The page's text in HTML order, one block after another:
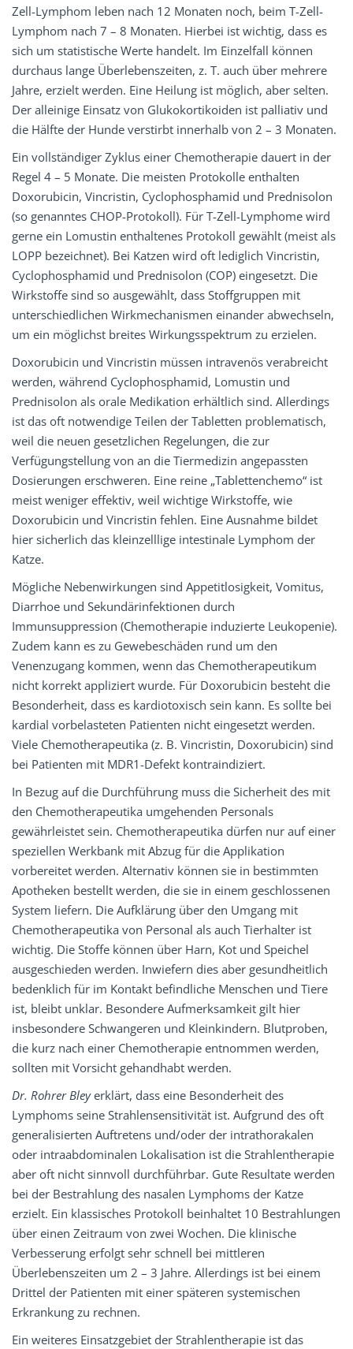
Zell-Lymphom leben nach 12 Monaten noch, beim T-Zell-
Lymphom nach 7 – 8 Monaten. Hierbei ist wichtig, dass es
sich um statistische Werte handelt. Im Einzelfall können
durchaus lange Überlebenszeiten, z. T. auch über mehrere
Jahre, erzielt werden. Eine Heilung ist möglich, aber selten.
Der alleinige Einsatz von Glukokortikoiden ist palliativ und
die Hälfte der Hunde verstirbt innerhalb von 2 – 3 Monaten.
Ein vollständiger Zyklus einer Chemotherapie dauert in der
Regel 4 – 5 Monate. Die meisten Protokolle enthalten
Doxorubicin, Vincristin, Cyclophosphamid und Prednisolon
(so genanntes CHOP-Protokoll). Für T-Zell-Lymphome wird
gerne ein Lomustin enthaltenes Protokoll gewählt (meist als
LOPP bezeichnet). Bei Katzen wird oft lediglich Vincristin,
Cyclophosphamid und Prednisolon (COP) eingesetzt. Die
Wirkstoffe sind so ausgewählt, dass Stoffgruppen mit
unterschiedlichen Wirkmechanismen einander abwechseln,
um ein möglichst breites Wirkungsspektrum zu erzielen.
Doxorubicin und Vincristin müssen intravenös verabreicht
werden, während Cyclophosphamid, Lomustin und
Prednisolon als orale Medikation erhältlich sind. Allerdings
ist das oft notwendige Teilen der Tabletten problematisch,
weil die neuen gesetzlichen Regelungen, die zur
Verfügungstellung von an die Tiermedizin angepassten
Dosierungen erschweren. Eine reine „Tablettenchemo“ ist
meist weniger effektiv, weil wichtige Wirkstoffe, wie
Doxorubicin und Vincristin fehlen. Eine Ausnahme bildet
hier sicherlich das kleinzelllige intestinale Lymphom der
Katze.
Mögliche Nebenwirkungen sind Appetitlosigkeit, Vomitus,
Diarrhoe und Sekundärinfektionen durch
Immunsuppression (Chemotherapie induzierte Leukopenie).
Zudem kann es zu Gewebeschäden rund um den
Venenzugang kommen, wenn das Chemotherapeutikum
nicht korrekt appliziert wurde. Für Doxorubicin besteht die
Besonderheit, dass es kardiotoxisch sein kann. Es sollte bei
kardial vorbelasteten Patienten nicht eingesetzt werden.
Viele Chemotherapeutika (z. B. Vincristin, Doxorubicin) sind
bei Patienten mit MDR1-Defekt kontraindiziert.
In Bezug auf die Durchführung muss die Sicherheit des mit
den Chemotherapeutika umgehenden Personals
gewährleistet sein. Chemotherapeutika dürfen nur auf einer
speziellen Werkbank mit Abzug für die Applikation
vorbereitet werden. Alternativ können sie in bestimmten
Apotheken bestellt werden, die sie in einem geschlossenen
System liefern. Die Aufklärung über den Umgang mit
Chemotherapeutika von Personal als auch Tierhalter ist
wichtig. Die Stoffe können über Harn, Kot und Speichel
ausgeschieden werden. Inwiefern dies aber gesundheitlich
bedenklich für im Kontakt befindliche Menschen und Tiere
ist, bleibt unklar. Besondere Aufmerksamkeit gilt hier
insbesondere Schwangeren und Kleinkindern. Blutproben,
die kurz nach einer Chemotherapie entnommen werden,
sollten mit Vorsicht gehandhabt werden.
Dr. Rohrer Bleyerklärt, dass eine Besonderheit des
Lymphoms seine Strahlensensitivität ist. Aufgrund des oft
generalisierten Auftretens und/oder der intrathorakalen
oder intraabdominalen Lokalisation ist die Strahlentherapie
aber oft nicht sinnvoll durchführbar. Gute Resultate werden
bei der Bestrahlung des nasalen Lymphoms der Katze
erzielt. Ein klassisches Protokoll beinhaltet 10 Bestrahlungen
über einen Zeitraum von zwei Wochen. Die klinische
Verbesserung erfolgt sehr schnell bei mittleren
Überlebenszeiten um 2 – 3 Jahre. Allerdings ist bei einem
Drittel der Patienten mit einer späteren systemischen
Erkrankung zu rechnen.
Ein weiteres Einsatzgebiet der Strahlentherapie ist das